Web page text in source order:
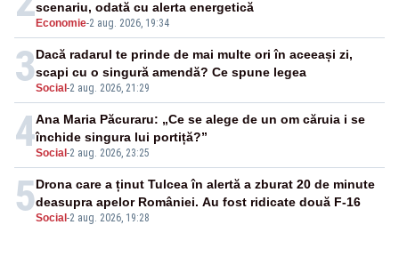
Economie-2 aug. 2026, 19:34
scenariu, odată cu alerta energetică
3Social-2 aug. 2026, 21:29
Dacă radarul te prinde de mai multe ori în aceeași zi,
scapi cu o singură amendă? Ce spune legea
4Social-2 aug. 2026, 23:25
Ana Maria Păcuraru: „Ce se alege de un om căruia i se
închide singura lui portiță?”
5Social-2 aug. 2026, 19:28
Drona care a ținut Tulcea în alertă a zburat 20 de minute
deasupra apelor României. Au fost ridicate două F-16